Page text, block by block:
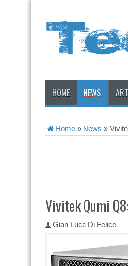
HOME NEWS
Home » News »
Vivitek Qumi
Gian Luca Di Felice